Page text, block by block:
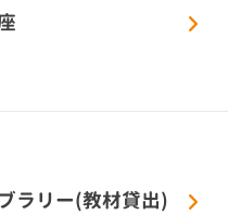
ラリー(教材貸出)